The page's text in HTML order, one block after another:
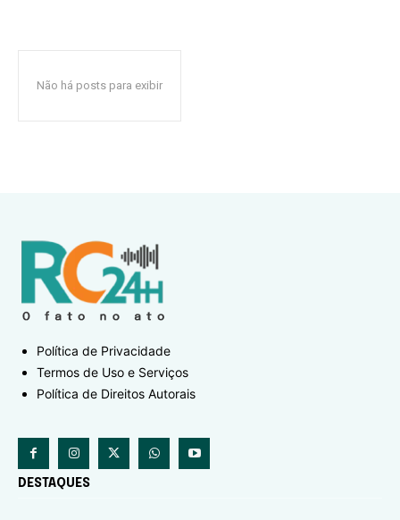
Não há posts para exibir
Política de Privacidade
Termos de Uso e Serviços
Política de Direitos Autorais
DESTAQUES